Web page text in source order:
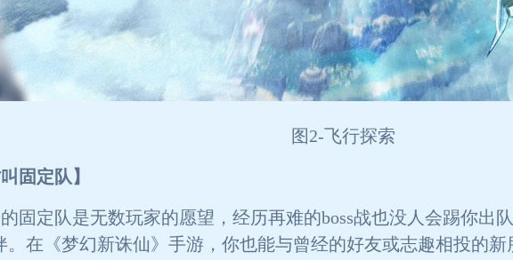
图2-飞行探索
固定队】
固定队是无数玩家的愿望，经历再难的boss战也没人会踢你出
在《梦幻新诛仙》手游，你也能与曾经的好友或志趣相投的新